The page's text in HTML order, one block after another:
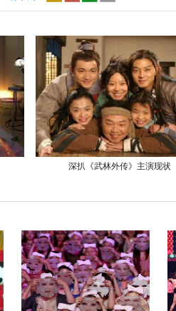
深扒《武林外传》主演现状